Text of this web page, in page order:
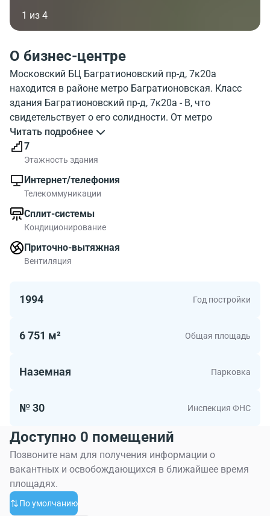
1 из 4
О бизнес-центре
Московский БЦ Багратионовский пр-д, 7к20а
находится в районе метро Багратионовская. Класс
здания Багратионовский пр-д, 7к20а - B, что
свидетельствует о его солидности. От метро
Багратионовская до бизнес-центра всего 7 минут
пешком. Объект Багратионовский пр-д, 7к20а
оборудован лифтами, этажей 7, парковка. На
фотографии хорошо виден внешний облик здания.
Окружение бизнес-центра Bagrationovsky proezd 7b20a
есть много объектов инфраструктуры
Относится здание к классу B поэтому работать в БЦ
Багратионовский пр-д, 7к20а будет комфортно.
Метраж помещений в БЦ от 106.00 до 130.00
офисы.
Читать подробнее
7
Этажность здания
Интернет/телефония
Телекоммуникации
Сплит-системы
Кондиционирование
Приточно-вытяжная
Вентиляция
1994 Год постройки
6 751 м² Общая площадь
Наземная Парковка
№ 30 Инспекция ФНС
Доступно 0 помещений
Позвоните нам для получения информации о
вакантных и освобождающихся в ближайшее время
площадях.
По умолчанию